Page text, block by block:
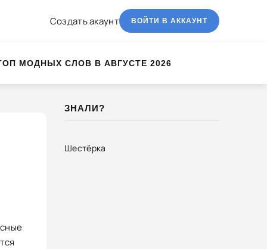
Создать акаунт ВОЙТИ В АККАУНТ
МОДНЫХ СЛОВ В АВГУСТЕ 2026
ЗНАЛИ?
Шестёрка